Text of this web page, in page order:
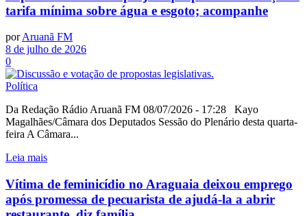
tarifa mínima sobre água e esgoto; acompanhe
por Aruanã FM
8 de julho de 2026
0
Política
Da Redação Rádio Aruanã FM 08/07/2026 - 17:28 Kayo
Magalhães/Câmara dos Deputados Sessão do Plenário desta quarta-
feira A Câmara...
Leia mais
Vítima de feminicídio no Araguaia deixou emprego
após promessa de pecuarista de ajudá-la a abrir